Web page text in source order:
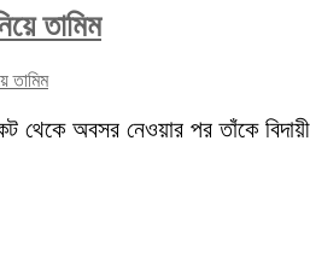
তামিম
তামিম
থেকে অবসর নেওয়ার পর তাঁকে